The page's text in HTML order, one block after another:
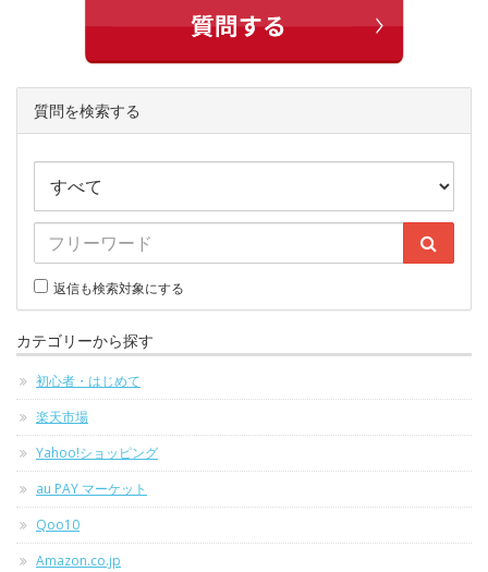
質問を検索する
返信も検索対象にする
カテゴリーから探す
初心者・はじめて
楽天市場
Yahoo!ショッピング
au PAY マーケット
Qoo10
Amazon.co.jp